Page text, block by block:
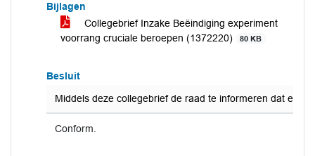
Bijlagen
Collegebrief Inzake Beëindiging experiment
voorrang cruciale beroepen (1372220)
80 KB
Besluit
Middels deze collegebrief de raad te informeren dat er
Conform.